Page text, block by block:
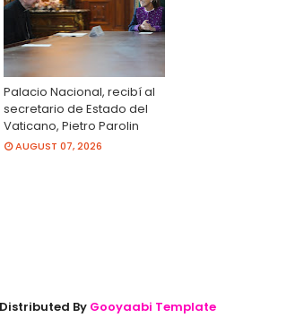
Palacio Nacional, recibí al
secretario de Estado del
Vaticano, Pietro Parolin
AUGUST 07, 2026
By Gooyaabi Template